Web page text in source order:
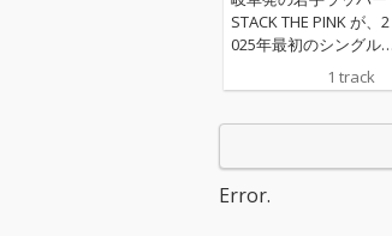
STACK THE PINK が、2
025年最初のシングル
「Nottin’ Broke」 をリ
リース。 フューチャリ
ートの上で、二人の鋭
1 track
Error.